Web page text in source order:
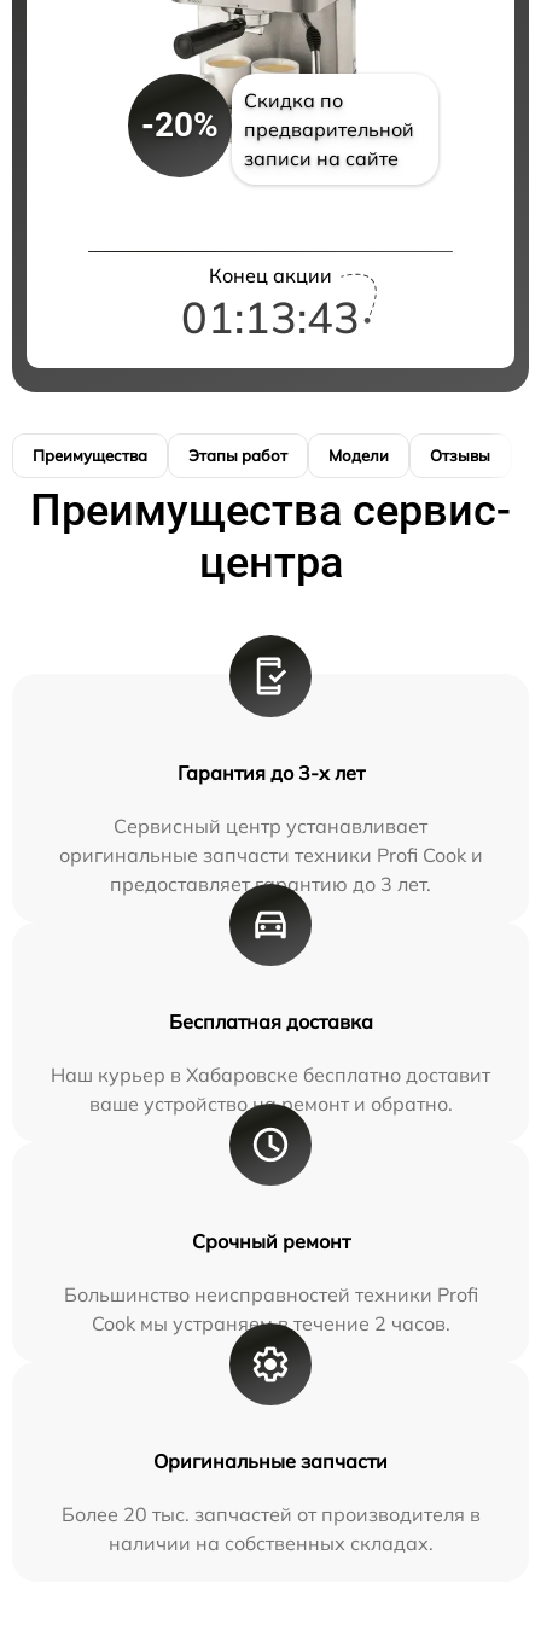
-20%
Скидка по
предварительной
записи на сайте
Конец акции
01:13:43
Преимущества Этапы работ Модели Отзывы
Преимущества сервис-
центра
Гарантия до 3-х лет
Сервисный центр устанавливает
оригинальные запчасти техники Profi Cook и
предоставляет гарантию до 3 лет.
Бесплатная доставка
Наш курьер в Хабаровске бесплатно доставит
ваше устройство на ремонт и обратно.
Срочный ремонт
Большинство неисправностей техники Profi
Cook мы устраняем в течение 2 часов.
Оригинальные запчасти
Более 20 тыс. запчастей от производителя в
наличии на собственных складах.